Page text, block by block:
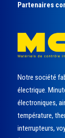
Partenaires
Notre société
électrique.
électroniques,
température,
interrupteurs,